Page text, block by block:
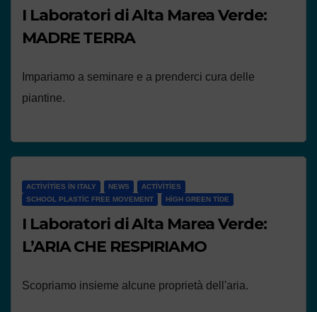
I Laboratori di Alta Marea Verde:
MADRE TERRA
Impariamo a seminare e a prenderci cura delle
piantine.
ACTIVITIES IN ITALY NEWS
ACTIVITIES
SCHOOL PLASTIC FREE MOVEMENT
HIGH GREEN TIDE
I Laboratori di Alta Marea Verde:
L’ARIA CHE RESPIRIAMO
Scopriamo insieme alcune proprietà dell'aria.